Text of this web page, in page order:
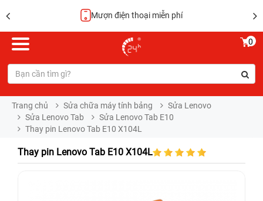
Hoàn tiền 100%
0
Trang chủ Sửa chữa máy tính bảng
Sửa Lenovo
Sửa Lenovo Tab
Sửa Lenovo Tab E10
Thay pin Lenovo Tab E10 X104L
Thay pin Lenovo Tab E10 X104L